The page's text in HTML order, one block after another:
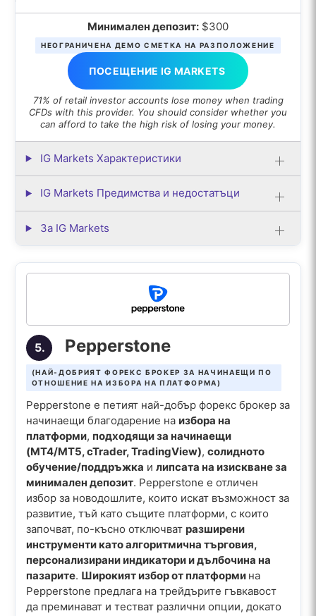
Минимален депозит: $300
НЕОГРАНИЧЕНА ДЕМО СМЕТКА НА РАЗПОЛОЖЕНИЕ
ПОСЕЩЕНИЕ IG MARKETS
71% of retail investor accounts lose money when trading
CFDs with this provider. You should consider whether you
can afford to take the high risk of losing your money.
IG Markets Характеристики
IG Markets Предимства и недостатъци
За IG Markets
5. Pepperstone
(НАЙ-ДОБРИЯТ ФОРЕКС БРОКЕР ЗА НАЧИНАЕЩИ ПО
ОТНОШЕНИЕ НА ИЗБОРА НА ПЛАТФОРМА)
Pepperstone е петият най-добър форекс брокер за
начинаещи благодарение на избора на
платформи, подходящи за начинаещи
(MT4/MT5, cTrader, TradingView), солидното
обучение/поддръжка и липсата на изискване за
минимален депозит. Pepperstone е отличен
избор за новодошлите, които искат възможност за
развитие, тъй като същите платформи, с които
започват, по-късно отключват разширени
инструменти като алгоритмична търговия,
персонализирани индикатори и дълбочина на
пазарите. Широкият избор от платформи на
Pepperstone предлага на трейдърите гъвкавост
да преминават и тестват различни опции, докато